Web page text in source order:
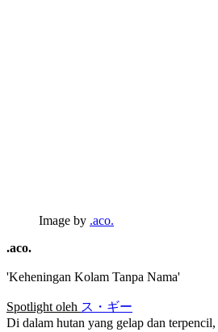
Image by .aco.
.aco.
'Keheningan Kolam Tanpa Nama'
Spotlight oleh ス・ギー
Di dalam hutan yang gelap dan